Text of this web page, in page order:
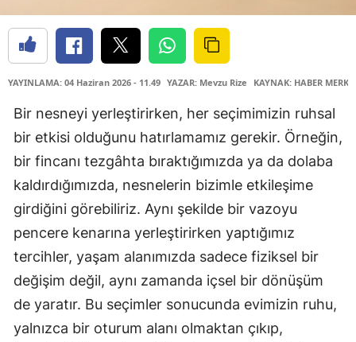
YAYINLAMA: 04 Haziran 2026 - 11.49 YAZAR: Mevzu Rize KAYNAK: HABER
Bir nesneyi yerleştirirken, her seçimimizin ruhsal
bir etkisi olduğunu hatırlamamız gerekir. Örneğin,
bir fincanı tezgâhta bıraktığımızda ya da dolaba
kaldırdığımızda, nesnelerin bizimle etkileşime
girdiğini görebiliriz. Aynı şekilde bir vazoyu
pencere kenarına yerleştirirken yaptığımız
tercihler, yaşam alanımızda sadece fiziksel bir
değişim değil, aynı zamanda içsel bir dönüşüm
de yaratır. Bu seçimler sonucunda evimizin ruhu,
yalnızca bir oturum alanı olmaktan çıkıp,